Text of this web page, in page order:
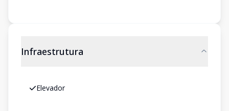
Infraestrutura
Elevador